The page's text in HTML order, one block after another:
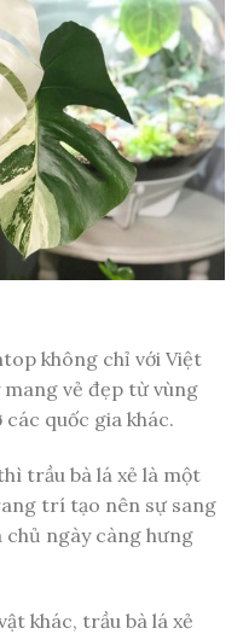
không chỉ với Việt
vẻ đẹp từ vùng
quốc gia khác.
trầu bà lá xẻ là một
trí tạo nên sự sang
ngày càng hưng
khác, trầu bà lá xẻ